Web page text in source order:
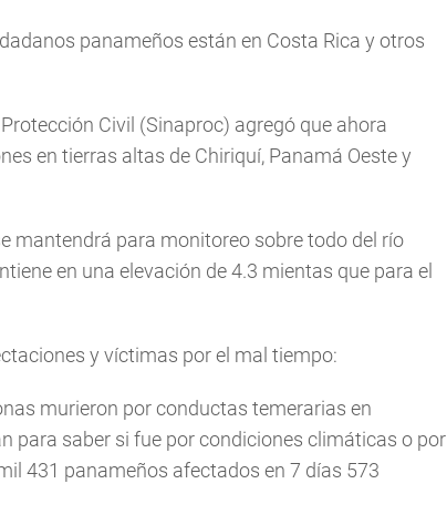
panameños están en Costa Rica y otros
Civil (Sinaproc) agregó que ahora
en tierras altas de Chiriquí, Panamá Oeste y
mantendrá para monitoreo sobre todo del río
en una elevación de 4.3 mientas que para el
y víctimas por el mal tiempo:
murieron por conductas temerarias en
para saber si fue por condiciones climáticas o por
431 panameños afectados en 7 días 573